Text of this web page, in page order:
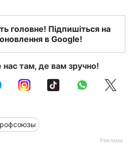
головне! Підпишіться на
в Google!
там, де вам зручно!